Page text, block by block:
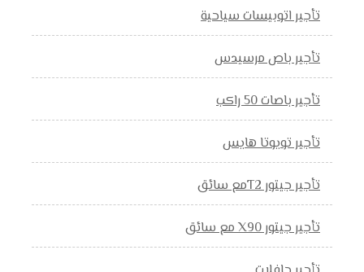
تأجير اتوبيسات سياحية
تأجير باص مرسيدس
تأجير باصات 50 راكب
تأجير تويوتا هايس
تأجير جيتور T2مع سائق
تأجير جيتور X90 مع سائق